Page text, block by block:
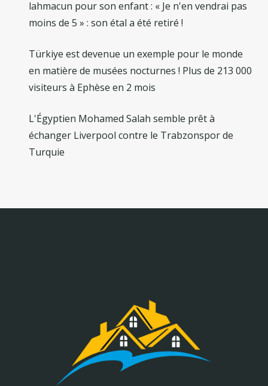
lahmacun pour son enfant : « Je n'en vendrai pas
moins de 5 » : son étal a été retiré !
Türkiye est devenue un exemple pour le monde
en matière de musées nocturnes ! Plus de 213 000
visiteurs à Ephèse en 2 mois
L'Égyptien Mohamed Salah semble prêt à
échanger Liverpool contre le Trabzonspor de
Turquie